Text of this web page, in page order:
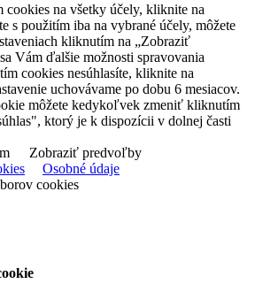
cookies na všetky účely, kliknite na
s použitím iba na vybrané účely, môžete
kliknutím na „Zobraziť
Vám ďalšie možnosti spravovania
cookies nesúhlasíte, kliknite na
uchovávame po dobu 6 mesiacov.
môžete kedykoľvek zmeniť kliknutím
ktorý je k dispozícii v dolnej časti
Zobraziť predvoľby
Osobné údaje
cookies